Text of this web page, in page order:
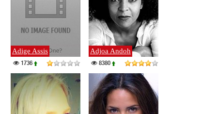
Adige Assis
1736
Adjoa Andoh
8380